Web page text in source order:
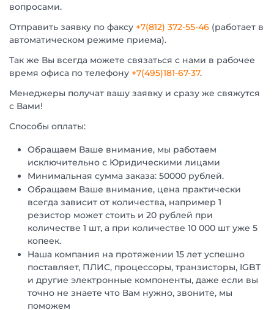
вопросами.
Отправить заявку по факсу +7(812) 372-55-46 (работает в
автоматическом режиме приема).
Так же Вы всегда можете связаться с нами в рабочее
время офиса по телефону +7(495)181-67-37.
Менеджеры получат вашу заявку и сразу же свяжутся
с Вами!
Способы оплаты:
Обращаем Ваше внимание, мы работаем
исключительно с Юридическими лицами
Минимальная сумма заказа: 50000 рублей.
Обращаем Ваше внимание, цена практически
всегда зависит от количества, например 1
резистор может стоить и 20 рублей при
количестве 1 шт, а при количестве 10 000 шт уже 5
копеек.
Наша компания на протяжении 15 лет успешно
поставляет, ПЛИС, процессоры, транзисторы, IGBT
и другие электронные компоненты, даже если вы
точно не знаете что Вам нужно, звоните, мы
поможем